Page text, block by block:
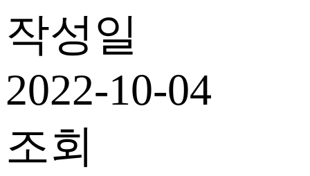
작성일
2022-10-04
조회